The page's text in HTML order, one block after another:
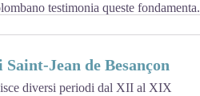
testimonia queste fondamenta.
transetto sul catasto, uffici attuali
gli edifici attuali erano quelli del
Jean de Besançon
diversi periodi dal XII al XIX